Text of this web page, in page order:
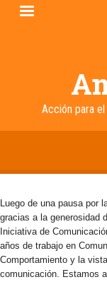
Pasar
Acción para
Luego de una pausa por
gracias a la generosidad
Iniciativa de
años de trabajo en
Comportamiento y la
comunicación. Estamos